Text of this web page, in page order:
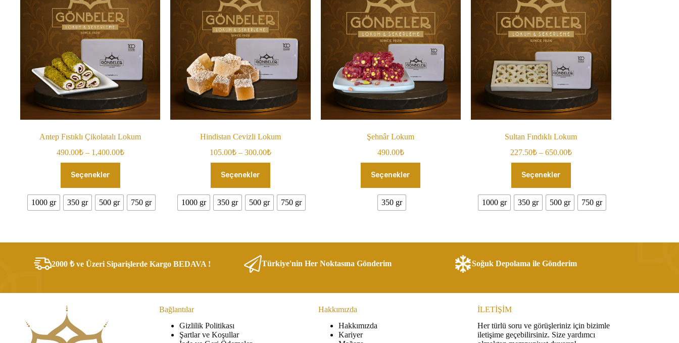
Antep Fıstıklı Çikolatalı Lokum
490.00₺ – 1,400.00₺Fiyat
Seçenekler
ürünün
fazla
varyasyonu
var.
1000 gr 350 gr 500 gr 750 gr
Hindistan Cevizli Lokum
105.00₺ –300.00₺Fiyat
Seçenekler
ürünün
fazla
varyasyonu
var.
1000 gr 350 gr 500 gr 750 gr
Şehnâr Lokum
490.00₺
Seçenekler
ürünün
fazla
varyasyonu
var.
350 gr
Sultan Fındıklı Lokum
227.50₺ – 650.00₺Fiyat
Seçenekler
ürünün
fazla
varyasyonu
var.
1000 gr 350 gr 500 gr 750 gr
2000 ₺ ve Üzeri Siparişlerde Kargo BEDAVA ! Türkiye'nin Her Noktasına Gönderim Soğuk Depolama ile Gönderim
Bağlantılar
Gizlilik Politikası
Şartlar ve Koşullar
Hakkımızda
Hakkımızda
Kariyer
İLETİŞİM
Her türlü soru ve görüşleriniz için bizimle
iletişime geçebilirsiniz. Size yardımcı